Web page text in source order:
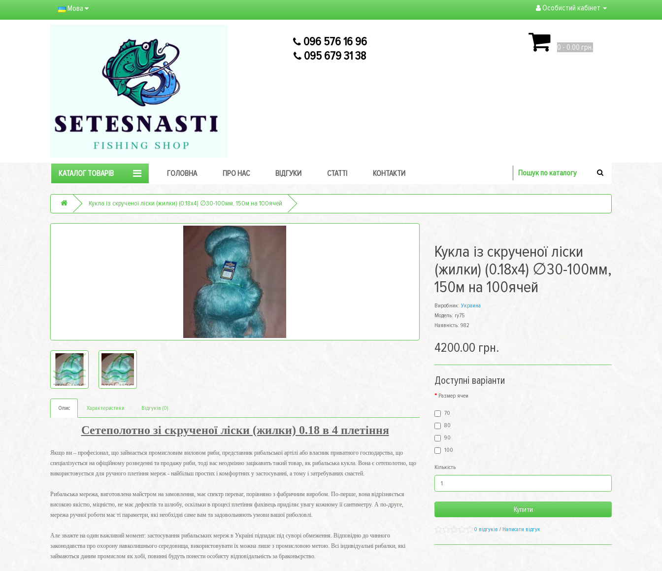
Мова Особистий кабінет
096 576 16 96
095 679 31 38
0 - 0.00 грн.
КАТАЛОГ ТОВАРІВ ГОЛОВНА ПРО НАС ВІДГУКИ СТАТТІ КОНТАКТИ
Кукла із скрученої ліски (жилки) (0.18х4) ∅30-100мм, 150м на 100ячей
Опис Характеристики Відгуків (0)
Сетеполотно зі скрученої ліски (жилки) 0.18 в 4 плетіння
Якщо ви – професіонал, що займається промисловим виловом риби, представник рибальської артілі або власник приватного господарства, що
спеціалізується на офіційному розведенні та продажу риби, тоді вас неодмінно зацікавить такий товар, як рибальська кукла. Вона є сетеполотно, що
використовується для ручного плетіння мереж - найбільш простих і комфортних у застосуванні, а тому і затребуваних снастей.
Рибальська мережа, виготовлена майстром на замовлення, має спектр переваг, порівняно з фабричним виробом. По-перше, вона відрізняється
високою якістю, міцністю, не має дефектів та шлюбу, оскільки в процесі плетіння фахівець приділяє увагу кожному її сантиметру. А по-друге,
мережа ручної роботи має ті параметри, які необхідні саме вам та задовольняють умови вашої риболовлі.
Але зважте на один важливий момент: застосування рибальських мереж в Україні підпадає під суворі обмеження. Відповідно до чинного
законодавства про охорону навколишнього середовища, використовувати їх можна лише з промисловою метою. Всі індивідуальні рибалки, які
займаються даним промислом як хобі, повинні будуть понести особисту відповідальність за браконьєрство.
Кукла із скрученої ліски
(жилки) (0.18х4) ∅30-100мм,
150м на 100ячей
Виробник: Украина
Модель: ry75
Наявність: 982
4200.00 грн.
Доступні варіанти
Размер ячеи
70
80
90
100
Кількість
Купити
0 відгуків / Написати відгук